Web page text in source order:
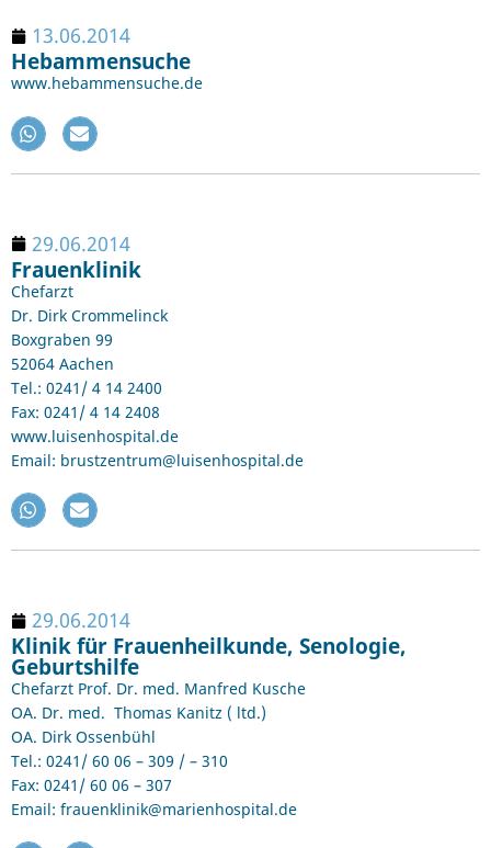
13.06.2014
Hebammensuche
www.hebammensuche.de
29.06.2014
Frauenklinik
Chefarzt
Dr. Dirk Crommelinck
Boxgraben 99
52064 Aachen
Tel.: 0241/ 4 14 2400
Fax: 0241/ 4 14 2408
www.luisenhospital.de
Email: brustzentrum@luisenhospital.de
29.06.2014
Klinik für Frauenheilkunde, Senologie,
Geburtshilfe
Chefarzt Prof. Dr. med. Manfred Kusche
OA. Dr. med. Thomas Kanitz ( ltd.)
OA. Dirk Ossenbühl
Tel.: 0241/ 60 06 – 309 / – 310
Fax: 0241/ 60 06 – 307
Email: frauenklinik@marienhospital.de